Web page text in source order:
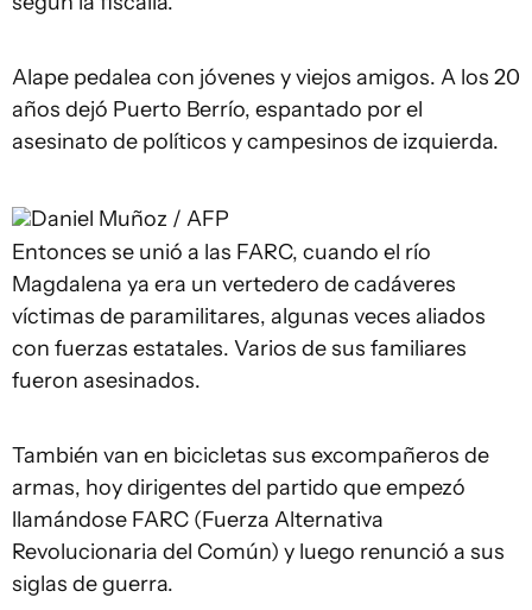
Alape pedalea con jóvenes y viejos amigos. A los 20
años dejó Puerto Berrío, espantado por el
asesinato de políticos y campesinos de izquierda.
Daniel Muñoz / AFP
Entonces se unió a las FARC, cuando el río
Magdalena ya era un vertedero de cadáveres
víctimas de paramilitares, algunas veces aliados
con fuerzas estatales. Varios de sus familiares
fueron asesinados.
También van en bicicletas sus excompañeros de
armas, hoy dirigentes del partido que empezó
llamándose FARC (Fuerza Alternativa
Revolucionaria del Común) y luego renunció a sus
siglas de guerra.